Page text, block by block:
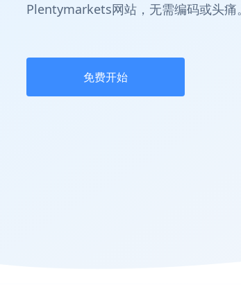
Plentymarkets网站，无需编码或头痛。
免费开始